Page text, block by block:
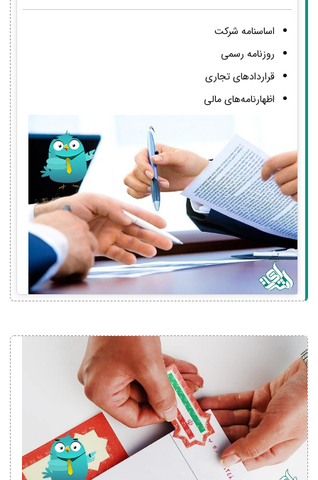
اساسنامه شرکت
روزنامه رسمی
قراردادهای تجاری
اظهارنامه‌های مالی